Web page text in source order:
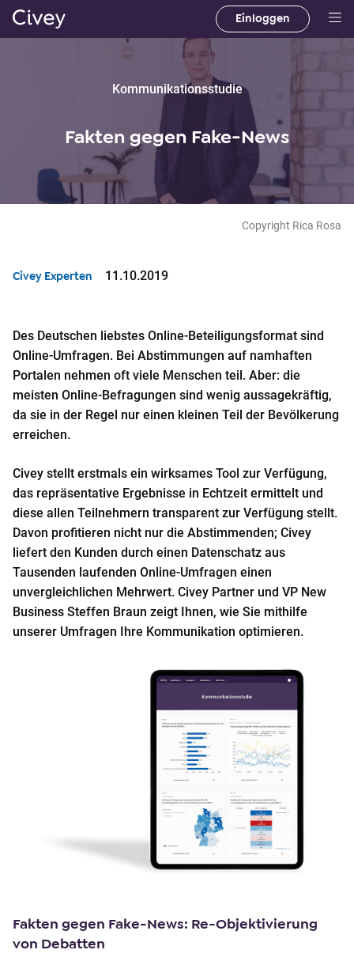
n
h
a
l
C
o
n
t
e
Einloggen
Kommunikationsstudie
Fakten gegen Fake-News
Copyright Rica Rosa
Civey Experten 11.10.2019
Des Deutschen liebstes Online-Beteiligungsformat sind
Online-Umfragen. Bei Abstimmungen auf namhaften
Portalen nehmen oft viele Menschen teil. Aber: die
meisten Online-Befragungen sind wenig aussagekräftig,
da sie in der Regel nur einen kleinen Teil der Bevölkerung
erreichen.
Civey stellt erstmals ein wirksames Tool zur Verfügung,
das repräsentative Ergebnisse in Echtzeit ermittelt und
diese allen Teilnehmern transparent zur Verfügung stellt.
Davon profitieren nicht nur die Abstimmenden; Civey
liefert den Kunden durch einen Datenschatz aus
Tausenden laufenden Online-Umfragen einen
unvergleichlichen Mehrwert. Civey Partner und VP New
Business Steffen Braun zeigt Ihnen, wie Sie mithilfe
unserer Umfragen Ihre Kommunikation optimieren.
Fakten gegen Fake-News: Re-Objektivierung
von Debatten